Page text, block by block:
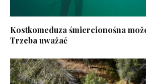
Kostkomeduza śmiercionośna
Trzeba uważać